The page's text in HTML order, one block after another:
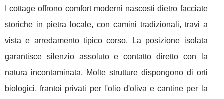
I cottage offrono comfort moderni nascosti dietro facciate
storiche in pietra locale, con camini tradizionali, travi a
vista e arredamento tipico corso. La posizione isolata
garantisce silenzio assoluto e contatto diretto con la
natura incontaminata. Molte strutture dispongono di orti
biologici, frantoi privati per l'olio d'oliva e cantine per la